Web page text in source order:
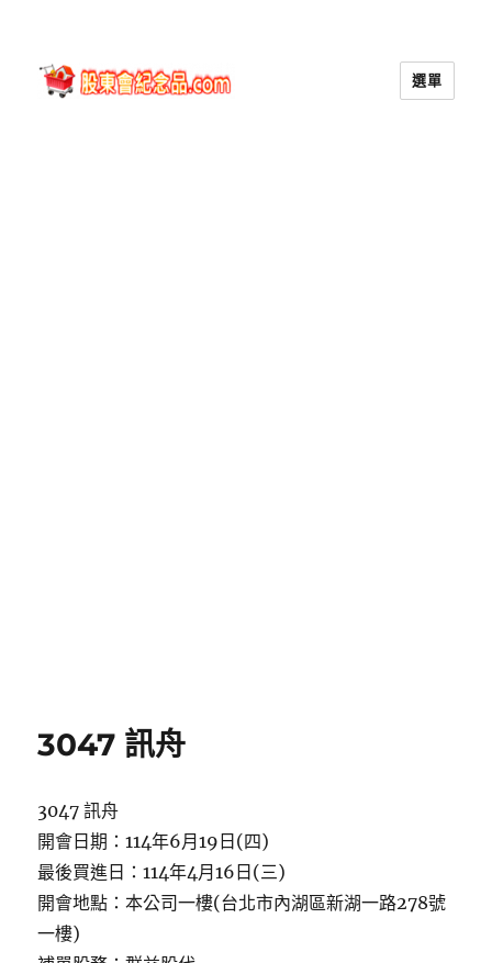
選單
3047 訊舟
3047 訊舟
開會日期：114年6月19日(四)
最後買進日：114年4月16日(三)
開會地點：本公司一樓(台北市內湖區新湖一路278號
一樓)